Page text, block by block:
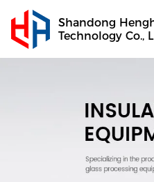
Shandong
Technology Co.,